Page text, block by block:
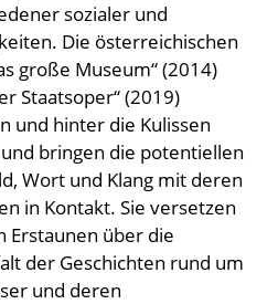
sozialer und
Die österreichischen
große Museum“ (2014)
Staatsoper“ (2019)
und hinter die Kulissen
bringen die potentiellen
Wort und Klang mit deren
in Kontakt. Sie versetzen
Erstaunen über die
der Geschichten rund um
und deren